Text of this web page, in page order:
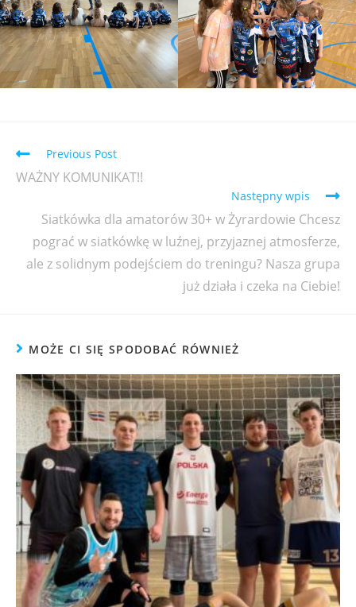
Previous Post
WAŻNY KOMUNIKAT!!
Następny wpis
Siatkówka dla amatorów 30+ w Żyrardowie Chcesz
pograć w siatkówkę w luźnej, przyjaznej atmosferze,
ale z solidnym podejściem do treningu? Nasza grupa
już działa i czeka na Ciebie!
MOŻE CI SIĘ SPODOBAĆ RÓWNIEŻ